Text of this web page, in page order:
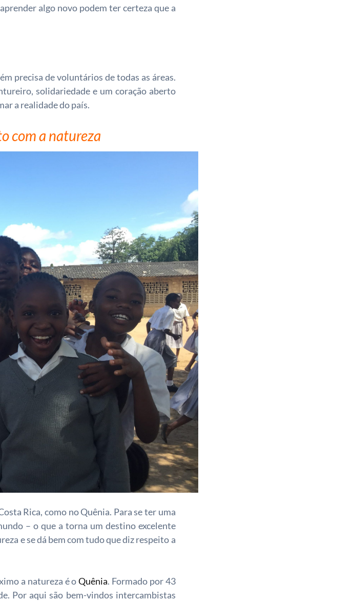
algo novo podem ter certeza que a
precisa de voluntários de todas as áreas.
solidariedade e um coração aberto
a realidade do país.
com a natureza
Rica, como no Quênia. Para se ter uma
– o que a torna um destino excelente
e se dá bem com tudo que diz respeito a
a natureza é oQuênia. Formado por 43
Por aqui são bem-vindos intercambistas